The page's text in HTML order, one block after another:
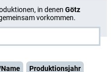
in denen Götz
vorkommen.
Produktionsjahr